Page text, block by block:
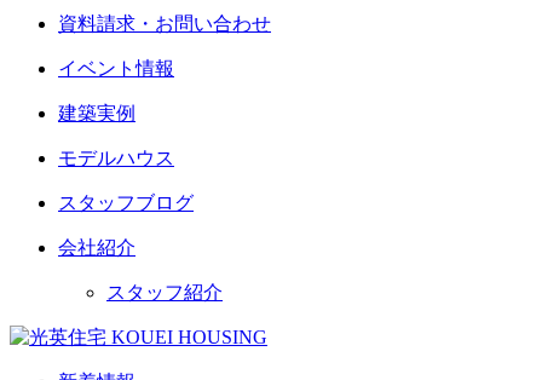
資料請求・お問い合わせ
イベント情報
建築実例
モデルハウス
スタッフブログ
会社紹介
スタッフ紹介